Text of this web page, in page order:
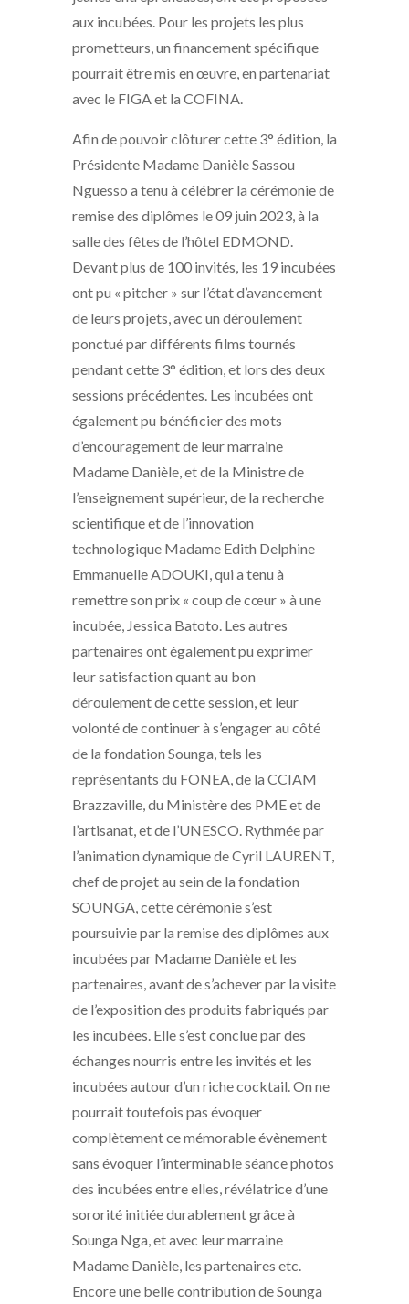
aux incubées. Pour les projets les plus
prometteurs, un financement spécifique
pourrait être mis en œuvre, en partenariat
avec le FIGA et la COFINA.
Afin de pouvoir clôturer cette 3° édition, la
Présidente Madame Danièle Sassou
Nguesso a tenu à célébrer la cérémonie de
remise des diplômes le 09 juin 2023, à la
salle des fêtes de l’hôtel EDMOND.
Devant plus de 100 invités, les 19 incubées
ont pu « pitcher » sur l’état d’avancement
de leurs projets, avec un déroulement
ponctué par différents films tournés
pendant cette 3° édition, et lors des deux
sessions précédentes. Les incubées ont
également pu bénéficier des mots
d’encouragement de leur marraine
Madame Danièle, et de la Ministre de
l’enseignement supérieur, de la recherche
scientifique et de l’innovation
technologique Madame Edith Delphine
Emmanuelle ADOUKI, qui a tenu à
remettre son prix « coup de cœur » à une
incubée, Jessica Batoto. Les autres
partenaires ont également pu exprimer
leur satisfaction quant au bon
déroulement de cette session, et leur
volonté de continuer à s’engager au côté
de la fondation Sounga, tels les
représentants du FONEA, de la CCIAM
Brazzaville, du Ministère des PME et de
l’artisanat, et de l’UNESCO. Rythmée par
l’animation dynamique de Cyril LAURENT,
chef de projet au sein de la fondation
SOUNGA, cette cérémonie s’est
poursuivie par la remise des diplômes aux
incubées par Madame Danièle et les
partenaires, avant de s’achever par la visite
de l’exposition des produits fabriqués par
les incubées. Elle s’est conclue par des
échanges nourris entre les invités et les
incubées autour d’un riche cocktail. On ne
pourrait toutefois pas évoquer
complètement ce mémorable évènement
sans évoquer l’interminable séance photos
des incubées entre elles, révélatrice d’une
sororité initiée durablement grâce à
Sounga Nga, et avec leur marraine
Madame Danièle, les partenaires etc.
Encore une belle contribution de Sounga